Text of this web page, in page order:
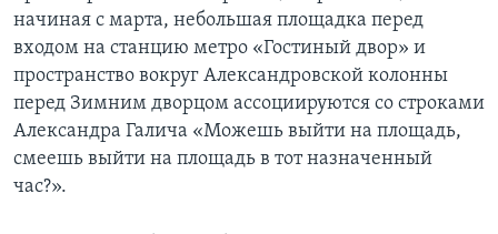
начиная с марта, небольшая площадка перед
входом на станцию метро «Гостиный двор» и
пространство вокруг Александровской колонны
перед Зимним дворцом ассоциируются со строками
Александра Галича «Можешь выйти на площадь,
смеешь выйти на площадь в тот назначенный
час?».